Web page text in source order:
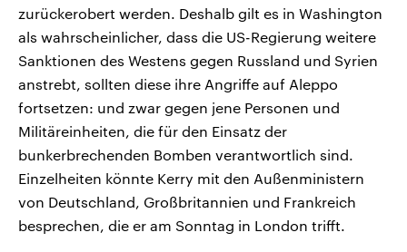
zurückerobert werden. Deshalb gilt es in Washington
als wahrscheinlicher, dass die US-Regierung weitere
Sanktionen des Westens gegen Russland und Syrien
anstrebt, sollten diese ihre Angriffe auf Aleppo
fortsetzen: und zwar gegen jene Personen und
Militäreinheiten, die für den Einsatz der
bunkerbrechenden Bomben verantwortlich sind.
Einzelheiten könnte Kerry mit den Außenministern
von Deutschland, Großbritannien und Frankreich
besprechen, die er am Sonntag in London trifft.